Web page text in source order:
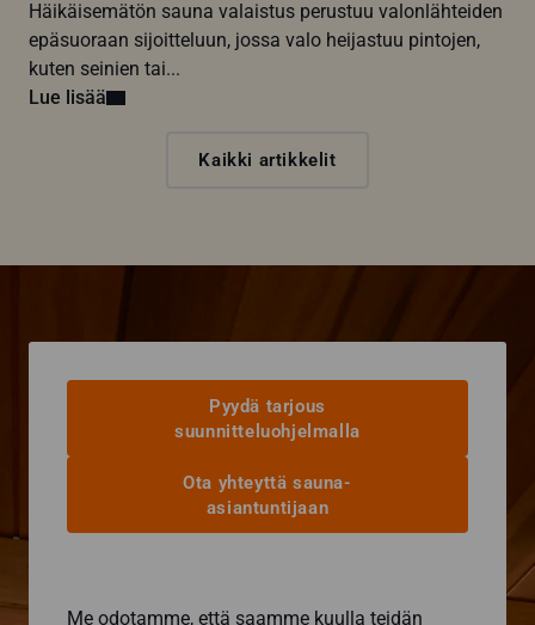
Häikäisemätön sauna valaistus perustuu valonlähteiden
epäsuoraan sijoitteluun, jossa valo heijastuu pintojen,
kuten seinien tai...
Lue lisää
Kaikki artikkelit
Pyydä tarjous
suunnitteluohjelmalla
Ota yhteyttä sauna-
asiantuntijaan
Me odotamme, että saamme kuulla teidän